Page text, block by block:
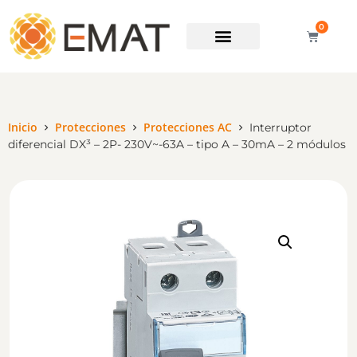
0
Inicio Protecciones Protecciones AC
Interruptor
diferencial DX³ – 2P- 230V~-63A – tipo A – 30mA – 2 módulos